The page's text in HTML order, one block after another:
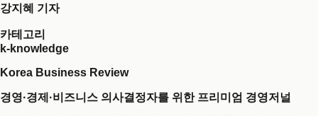
강지혜 기자
카테고리
k-knowledge
Korea Business Review
경영·경제·비즈니스 의사결정자를 위한 프리미엄 경영저널